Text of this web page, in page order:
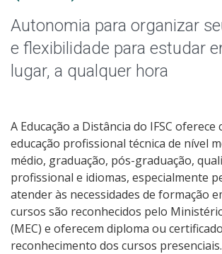
Graduação
Especialização
Todos os cursos
Processo de Inscrição
Autonomia para organizar
e flexibilidade para estudar
lugar, a qualquer hora
A Educação a Distância do IFSC oferece
educação profissional técnica de nível
médio, graduação, pós-graduação,
profissional e idiomas, especialmente
atender às necessidades de formação
cursos são reconhecidos pelo
(MEC) e oferecem diploma ou
reconhecimento dos cursos presenciais.